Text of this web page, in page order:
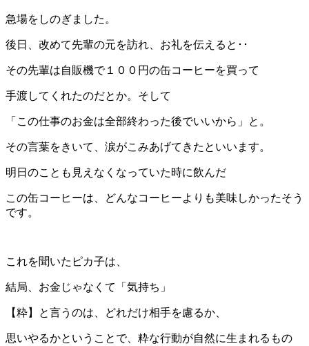
急場をしのぎました。
後日、改めて先輩の元を訪れ、お礼を伝えると･･
その先輩は自販機で１００円の缶コーヒーを買って
手渡してくれたのだとか。そして
「この仕事のお金は全部終わった後でいいから」と。
その言葉をきいて、涙がこみあげてきたといいます。
明日のことも見えなくなっていた時に飲んだ
この缶コーヒーは、どんなコーヒーよりも美味しかったそう
です。
これを聞いたピカ子は、
結局、お金じゃなくて「気持ち」
【粋】と言うのは、どれだけ相手を慮るか、
思いやるかということで、粋な行動が自然に生まれるもの